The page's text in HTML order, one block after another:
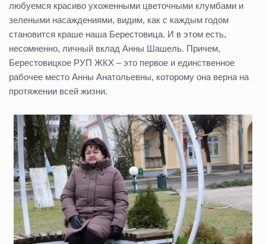
любуемся красиво ухоженными цветочными клумбами и
зелеными насаждениями, видим, как с каждым годом
становится краше наша Берестовица. И в этом есть,
несомненно, личный вклад Анны Шашель. Причем,
Берестовицкое РУП ЖКХ – это первое и единственное
рабочее место Анны Анатольевны, которому она верна на
протяжении всей жизни.